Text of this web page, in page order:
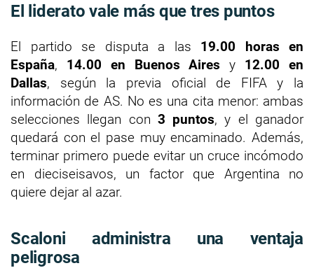
El liderato vale más que tres puntos
El partido se disputa a las 19.00 horas en
España, 14.00 en Buenos Aires y 12.00 en
Dallas, según la previa oficial de FIFA y la
información de AS. No es una cita menor: ambas
selecciones llegan con 3 puntos, y el ganador
quedará con el pase muy encaminado. Además,
terminar primero puede evitar un cruce incómodo
en dieciseisavos, un factor que Argentina no
quiere dejar al azar.
Scaloni administra una ventaja
peligrosa